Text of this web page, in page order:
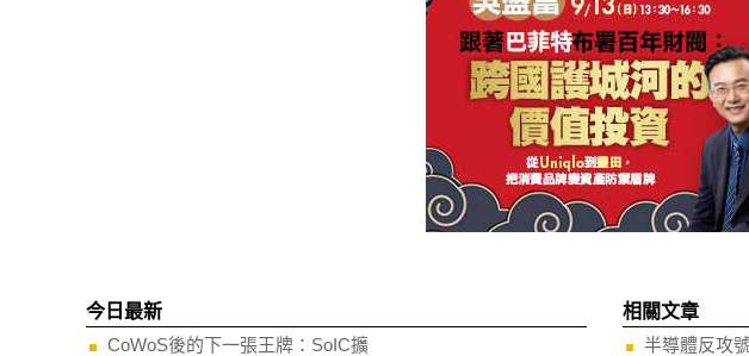
今日最新
CoWoS後的下一張王牌：SoIC擴
相關文章
半導體反攻